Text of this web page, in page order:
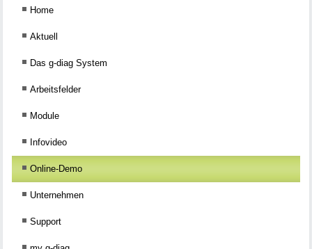
Home
Aktuell
Das g-diag System
Arbeitsfelder
Module
Infovideo
Online-Demo
Unternehmen
Support